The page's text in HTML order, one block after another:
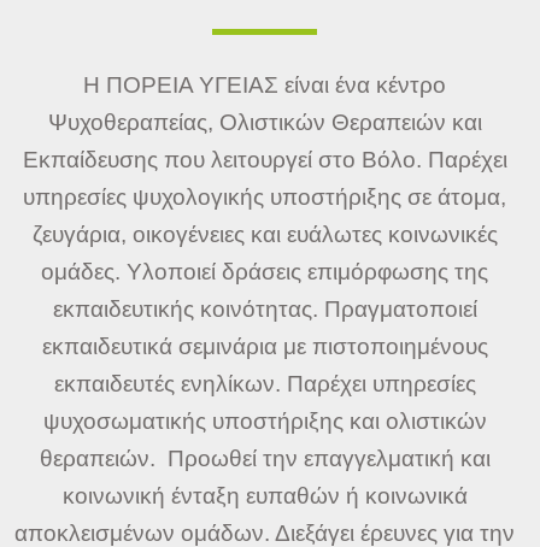
Η ΠΟΡΕΙΑ ΥΓΕΙΑΣ είναι ένα κέντρο
Ψυχοθεραπείας, Ολιστικών Θεραπειών και
Εκπαίδευσης που λειτουργεί στο Βόλο. Παρέχει
υπηρεσίες ψυχολογικής υποστήριξης σε άτομα,
ζευγάρια, οικογένειες και ευάλωτες κοινωνικές
ομάδες. Υλοποιεί δράσεις επιμόρφωσης της
εκπαιδευτικής κοινότητας. Πραγματοποιεί
εκπαιδευτικά σεμινάρια με πιστοποιημένους
εκπαιδευτές ενηλίκων. Παρέχει υπηρεσίες
ψυχοσωματικής υποστήριξης και ολιστικών
θεραπειών. Προωθεί την επαγγελματική και
κοινωνική ένταξη ευπαθών ή κοινωνικά
αποκλεισμένων ομάδων. Διεξάγει έρευνες για την